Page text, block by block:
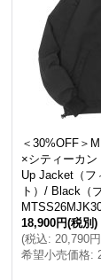
＜30%OFF＞
×シティーカン
Up Jacket（フ
ト）/ Black（
18,900円(税別)
(税込: 20,790円
希望小売価格: